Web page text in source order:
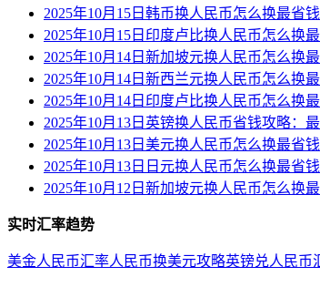
2025年10月15日韩币换人民币怎么换最省钱
2025年10月15日印度卢比换人民币怎么换最
2025年10月14日新加坡元换人民币怎么换最
2025年10月14日新西兰元换人民币怎么换最
2025年10月14日印度卢比换人民币怎么换最
2025年10月13日英镑换人民币省钱攻略：
2025年10月13日美元换人民币怎么换最省钱
2025年10月13日日元换人民币怎么换最省
2025年10月12日新加坡元换人民币怎么换最
实时汇率趋势
美金人民币汇率人民币换美元攻略英镑兑人民币